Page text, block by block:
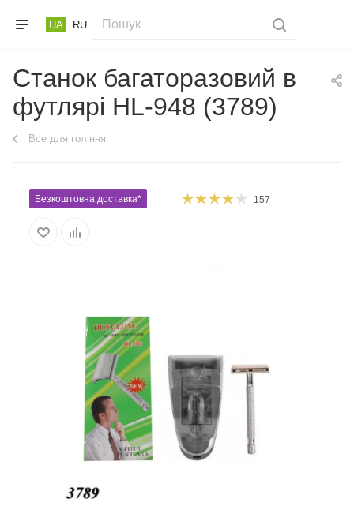
UA RU
Станок багаторазовий в
футлярі HL-948 (3789)
Все для гоління
Безкоштовна доставка* 157